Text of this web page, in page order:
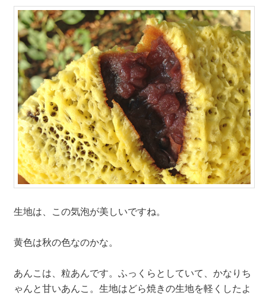
生地は、この気泡が美しいですね。
黄色は秋の色なのかな。
あんこは、粒あんです。ふっくらとしていて、かなりち
ゃんと甘いあんこ。生地はどら焼きの生地を軽くしたよ